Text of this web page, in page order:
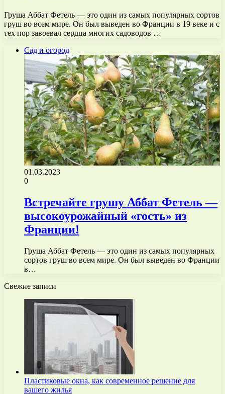
Груша Аббат Фетель — это один из самых популярных сортов
груш во всем мире. Он был выведен во Франции в 19 веке и с
тех пор завоевал сердца многих садоводов …
Сад и огород
01.03.2023
0
Встречайте грушу Аббат Фетель —
высокоурожайный «гость» из
Франции!
Груша Аббат Фетель — это один из самых популярных
сортов груш во всем мире. Он был выведен во Франции
в…
Свежие записи
Пластиковые окна, как современное решение для
вашего жилья